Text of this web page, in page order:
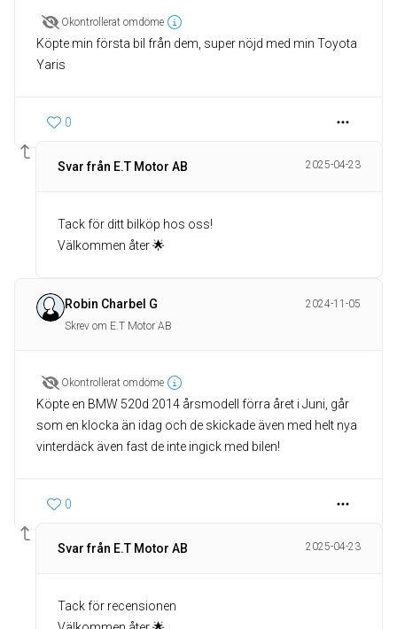
Okontrollerat omdöme
Köpte min första bil från dem, super nöjd med min Toyota
Yaris
0
Svar från E.T Motor AB 2025-04-23
Tack för ditt bilköp hos oss!
Välkommen åter 🌟
Robin Charbel G
2024-11-05
Skrev om E.T Motor AB
Okontrollerat omdöme
Köpte en BMW 520d 2014 årsmodell förra året i Juni, går
som en klocka än idag och de skickade även med helt nya
vinterdäck även fast de inte ingick med bilen!
0
Svar från E.T Motor AB 2025-04-23
Tack för recensionen